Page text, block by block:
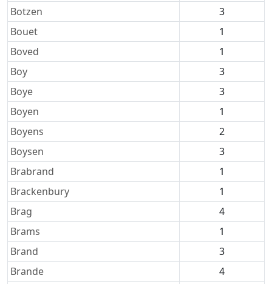
Botzen
3
Bouet
1
Boved
1
Boy
3
Boye
3
Boyen
1
Boyens
2
Boysen
3
Brabrand
1
Brackenbury
1
Brag
4
Brams
1
Brand
3
Brande
4